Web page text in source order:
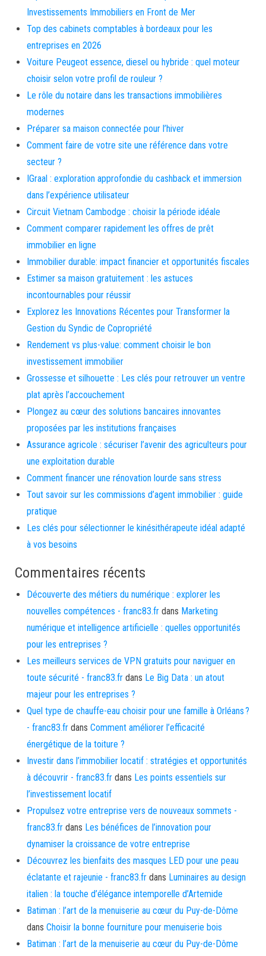
Investissements Immobiliers en Front de Mer
Top des cabinets comptables à bordeaux pour les
entreprises en 2026
Voiture Peugeot essence, diesel ou hybride : quel moteur
choisir selon votre profil de rouleur ?
Le rôle du notaire dans les transactions immobilières
modernes
Préparer sa maison connectée pour l’hiver
Comment faire de votre site une référence dans votre
secteur ?
IGraal : exploration approfondie du cashback et immersion
dans l’expérience utilisateur
Circuit Vietnam Cambodge : choisir la période idéale
Comment comparer rapidement les offres de prêt
immobilier en ligne
Immobilier durable: impact financier et opportunités fiscales
Estimer sa maison gratuitement : les astuces
incontournables pour réussir
Explorez les Innovations Récentes pour Transformer la
Gestion du Syndic de Copropriété
Rendement vs plus-value: comment choisir le bon
investissement immobilier
Grossesse et silhouette : Les clés pour retrouver un ventre
plat après l’accouchement
Plongez au cœur des solutions bancaires innovantes
proposées par les institutions françaises
Assurance agricole : sécuriser l’avenir des agriculteurs pour
une exploitation durable
Comment financer une rénovation lourde sans stress
Tout savoir sur les commissions d’agent immobilier : guide
pratique
Les clés pour sélectionner le kinésithérapeute idéal adapté
à vos besoins
Commentaires récents
Découverte des métiers du numérique : explorer les
nouvelles compétences - franc83.fr dans Marketing
numérique et intelligence artificielle : quelles opportunités
pour les entreprises ?
Les meilleurs services de VPN gratuits pour naviguer en
toute sécurité - franc83.fr dans Le Big Data : un atout
majeur pour les entreprises ?
Quel type de chauffe-eau choisir pour une famille à Orléans ?
- franc83.fr dans Comment améliorer l’efficacité
énergétique de la toiture ?
Investir dans l’immobilier locatif : stratégies et opportunités
à découvrir - franc83.fr dans Les points essentiels sur
l’investissement locatif
Propulsez votre entreprise vers de nouveaux sommets -
franc83.fr dans Les bénéfices de l’innovation pour
dynamiser la croissance de votre entreprise
Découvrez les bienfaits des masques LED pour une peau
éclatante et rajeunie - franc83.fr dans Luminaires au design
italien : la touche d’élégance intemporelle d’Artemide
Batiman : l’art de la menuiserie au cœur du Puy-de-Dôme
dans Choisir la bonne fourniture pour menuiserie bois
Batiman : l’art de la menuiserie au cœur du Puy-de-Dôme